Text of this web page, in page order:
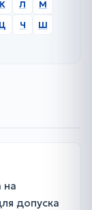
К Л
М
Ц Ч
Ш
на
допуска